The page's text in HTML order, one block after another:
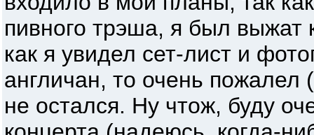
пивного трэша, я был выжат
как я увидел сет-лист и
англичан, то очень
не остался. Ну чтож, буду